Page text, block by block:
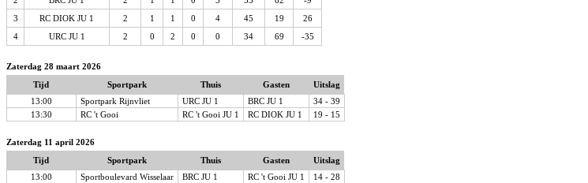
3
RC DIOK JU 1 2 1 1 0 4 45 19
26
4
URC JU 1 2 0 2 0 0 34 69 -35
Zaterdag 28 maart 2026
Tijd
Sportpark Thuis Gasten
Uitslag
13:00
Sportpark Rijnvliet URC JU 1 BRC JU 1
34 - 39
13:30
RC 't Gooi RC 't Gooi JU 1 RC DIOK JU 1 19 - 15
Zaterdag 11 april 2026
Tijd
Sportpark Thuis Gasten
Uitslag
13:00
Sportboulevard Wisselaar BRC JU 1 RC 't Gooi JU 1
14 - 28